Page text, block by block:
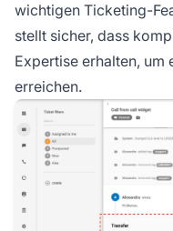
wichtigen Ticketing-
stellt sicher, dass
Expertise erhalten, um
erreichen.